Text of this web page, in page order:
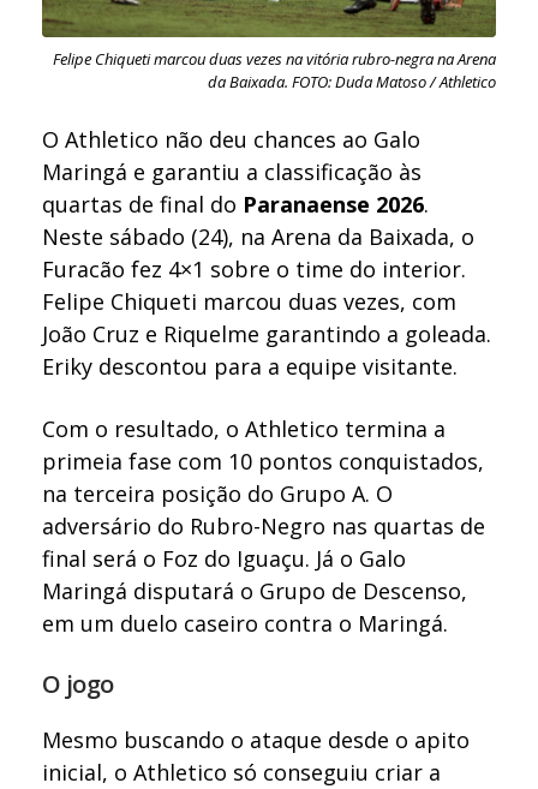
Felipe Chiqueti marcou duas vezes na vitória rubro-negra na Arena
da Baixada. FOTO: Duda Matoso / Athletico
O Athletico não deu chances ao Galo
Maringá e garantiu a classificação às
quartas de final do Paranaense 2026.
Neste sábado (24), na Arena da Baixada, o
Furacão fez 4×1 sobre o time do interior.
Felipe Chiqueti marcou duas vezes, com
João Cruz e Riquelme garantindo a goleada.
Eriky descontou para a equipe visitante.
Com o resultado, o Athletico termina a
primeia fase com 10 pontos conquistados,
na terceira posição do Grupo A. O
adversário do Rubro-Negro nas quartas de
final será o Foz do Iguaçu. Já o Galo
Maringá disputará o Grupo de Descenso,
em um duelo caseiro contra o Maringá.
O jogo
Mesmo buscando o ataque desde o apito
inicial, o Athletico só conseguiu criar a